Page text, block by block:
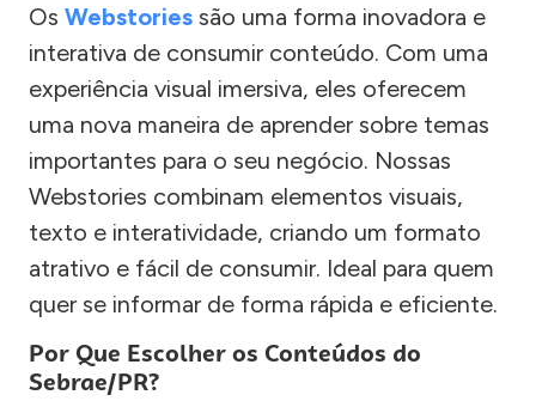
Os Webstories são uma forma inovadora e
interativa de consumir conteúdo. Com uma
experiência visual imersiva, eles oferecem
uma nova maneira de aprender sobre temas
importantes para o seu negócio. Nossas
Webstories combinam elementos visuais,
texto e interatividade, criando um formato
atrativo e fácil de consumir. Ideal para quem
quer se informar de forma rápida e eficiente.
Por Que Escolher os Conteúdos do
Sebrae/PR?